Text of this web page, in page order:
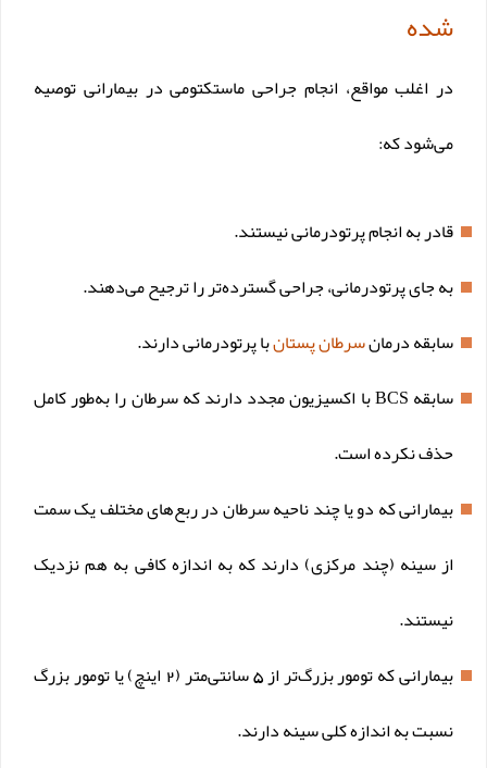
شده
در اغلب مواقع، انجام جراحی ماستکتومی در بیمارانی توصیه
می‌شود که:
قادر به انجام پرتودرمانی نیستند.
به جای پرتودرمانی، جراحی گسترده‌تر را ترجیح می‌دهند.
سابقه درمانسرطان پستانبا پرتودرمانی دارند.
سابقه BCS با اکسیزیون مجدد دارند که سرطان را به‌طور کامل
حذف نکرده است.
بیمارانی که دو یا چند ناحیه سرطان در ربع‌های مختلف یک سمت
از سینه (چند مرکزی) دارند که به اندازه کافی به هم نزدیک
نیستند.
بیمارانی که تومور بزرگ‌تر از 5 سانتی‌متر (2 اینچ) یا تومور بزرگ
نسبت به اندازه کلی سینه دارند.